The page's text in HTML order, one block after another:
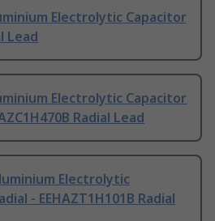
Electrolytic Capacitor
Lead
Electrolytic Capacitor
Radial Lead
Electrolytic
- EEHAZT1H101B Radial